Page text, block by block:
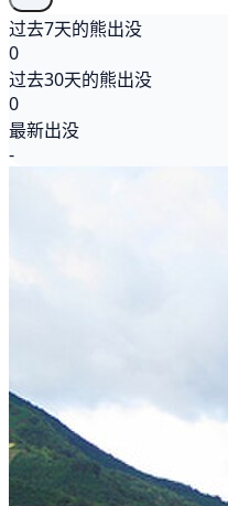
过去7天的熊出没
0
过去30天的熊出没
0
最新出没
-